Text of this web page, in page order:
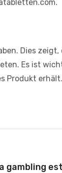
Dies zeigt,
Es ist
Produkt erhält.
gambling